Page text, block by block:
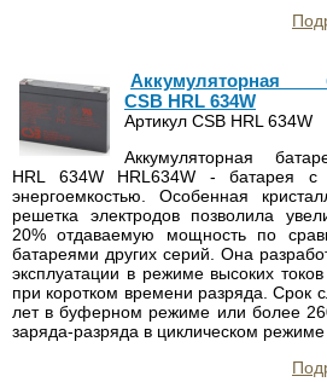
Аккумуляторная
CSB HRL 634W
Артикул CSB HRL 634W
Аккумуляторная
HRL 634W HRL634W - батарея с
энергоемкостью. Особенная
решетка электродов позволила
20% отдаваемую мощность по
батареями других серий. Она
эксплуатации в режиме высоких
при коротком времени разряда. Срок
лет в буферном режиме или более
заряда-разряда в циклическом режиме